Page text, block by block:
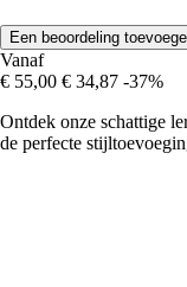
Een beoordeling
Vanaf
€ 55,00 € 34,87 -37%
Ontdek onze schattige
de perfecte